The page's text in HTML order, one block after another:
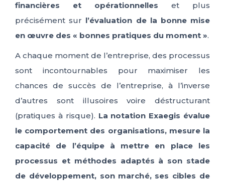
financières et opérationnelles et plus
précisément sur l’évaluation de la bonne mise
en œuvre des « bonnes pratiques du moment ».
A chaque moment de l’entreprise, des processus
sont incontournables pour maximiser les
chances de succès de l’entreprise, à l’inverse
d’autres sont illusoires voire déstructurant
(pratiques à risque). La notation Exaegis évalue
le comportement des organisations, mesure la
capacité de l’équipe à mettre en place les
processus et méthodes adaptés à son stade
de développement, son marché, ses cibles de